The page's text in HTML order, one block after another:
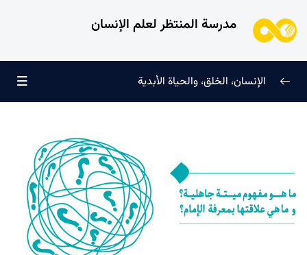
مدرسة المنتظر لعلم الإنسان
0/5
0/4
سرّ الفرح والسكينة الدائمة 0/13
0/13
الإنسان، الخلق، والحياة الأبدية